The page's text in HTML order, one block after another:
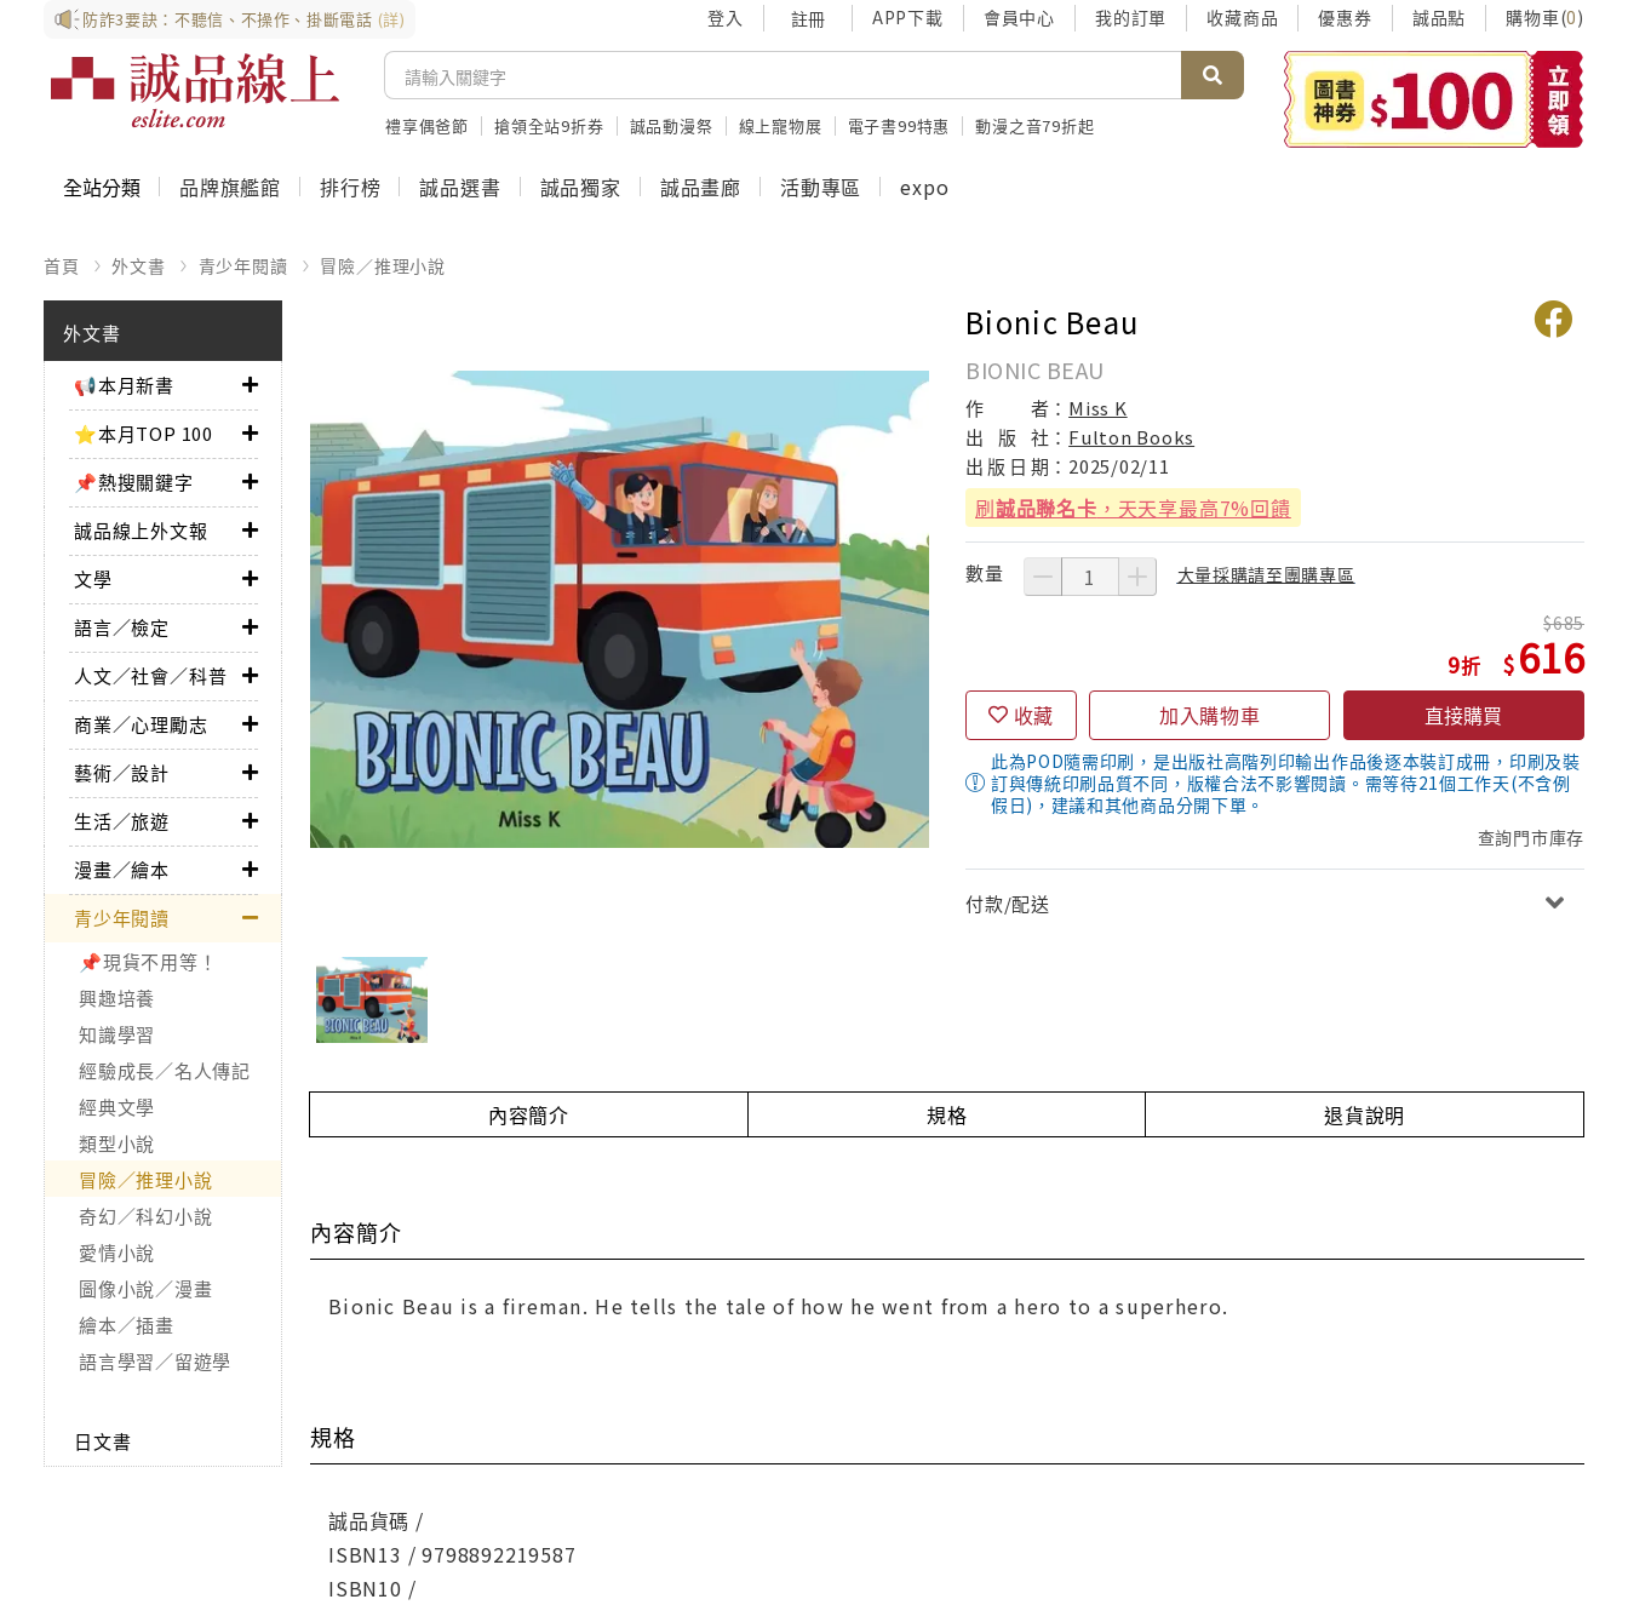
防詐3要訣：不聽信、不操作、掛斷電話 (詳) 登入 註冊 APP下載 會員中心 我的訂單 收藏商品 優惠券 誠品點 購物車(0)
禮享偶爸節 搶領全站9折券 誠品動漫祭 線上寵物展 電子書99特惠 動漫之音79折起
全站分類 品牌旗艦館 排行榜 誠品選書 誠品獨家 誠品畫廊 活動專區 expo
首頁 外文書 青少年閱讀 冒險／推理小說
外文書
📢本月新書
⭐本月TOP 100
📌熱搜關鍵字
誠品線上外文報
文學
語言／檢定
人文／社會／科普
商業／心理勵志
藝術／設計
生活／旅遊
漫畫／繪本
青少年閱讀
📌現貨不用等！
興趣培養
知識學習
經驗成長／名人傳記
經典文學
類型小說
冒險／推理小說
奇幻／科幻小說
愛情小說
圖像小說／漫畫
繪本／插畫
語言學習／留遊學
日文書
Bionic Beau
BIONIC BEAU
作 者： Miss K
出
版 社： Fulton Books
出 版 日 期： 2025/02/11
刷誠品聯名卡 ，天天享最高7%回饋
數量 大量採購請至團購專區
9
685
616
收藏 加入購物車 直接購買
此為POD隨需印刷，是出版社高階列印輸出作品後逐本裝訂成冊，印刷及裝
訂與傳統印刷品質不同，版權合法不影響閱讀。需等待21個工作天(不含例
假日)，建議和其他商品分開下單。
查詢門市庫存
付款/配送
內容簡介 規格 退貨說明
內容簡介
Bionic Beau is a fireman. He tells the tale of how he went from a hero to a superhero.
規格
誠品貨碼 /
ISBN13 / 9798892219587
ISBN10 /